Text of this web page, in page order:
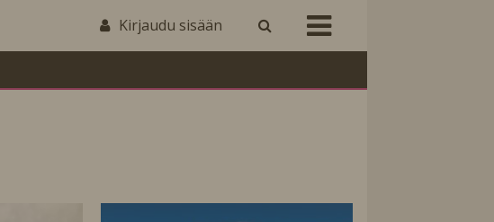
Kirjaudu sisään